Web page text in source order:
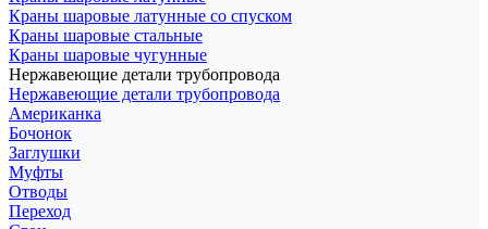
Краны шаровые латунные со спуском
Краны шаровые стальные
Краны шаровые чугунные
Нержавеющие детали трубопровода
Нержавеющие детали трубопровода
Американка
Бочонок
Заглушки
Муфты
Отводы
Переход